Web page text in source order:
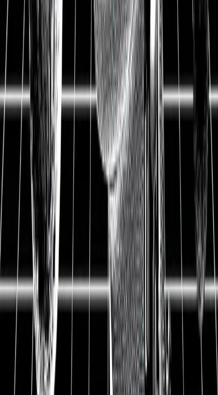
Aktienanalyse
InMode Aktienanalyse:
Flexible Technologie in der
Schönheitsbranche verbessert
das Lebensgefühl vieler
Menschen
16.04.2021
▲ Unser Gesicht ist unser Markenzeichen über das
uns die Menschen wiedererkennen. Aber in einer
Gesellschaft, in der wir 80 Jahre und älter werden,
können wir nicht für immer natürlich schön bleiben.
InMode bietet eine spannende Technologie, die vielen